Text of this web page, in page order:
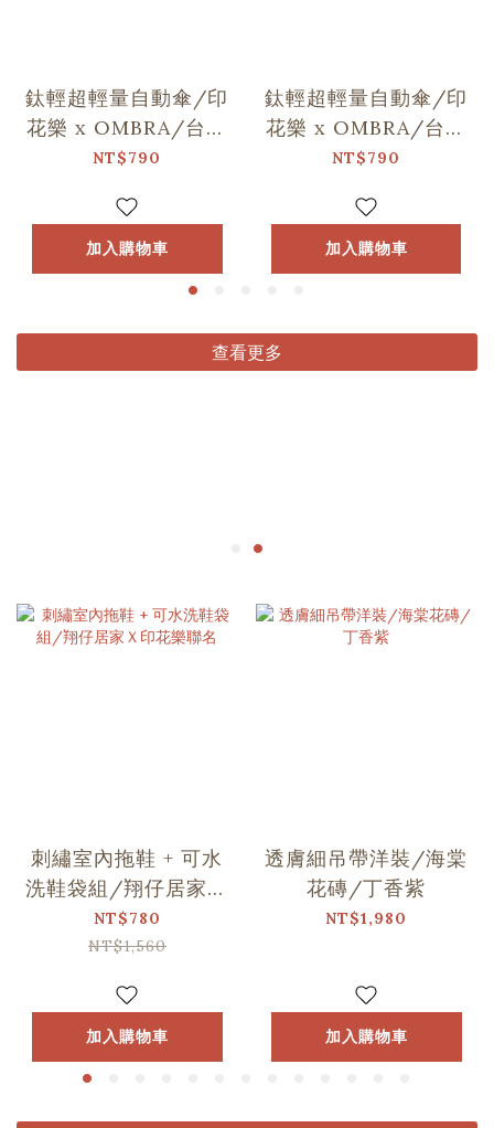
鈦輕超輕量自動傘/印
花樂 x OMBRA/台灣
原生樹/苦楝
NT$790
加入購物車
鈦輕超輕量自動傘/印
花樂 x OMBRA/台灣
原生樹/台灣欒樹
NT$790
加入購物車
查看更多
刺繡室內拖鞋 + 可水
洗鞋袋組/翔仔居家Ｘ
印花樂聯名
NT$780
NT$1,560
加入購物車
透膚細吊帶洋裝/海棠
花磚/丁香紫
NT$1,980
加入購物車